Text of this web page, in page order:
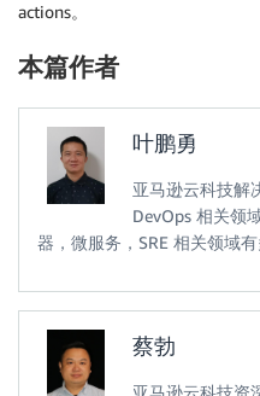
actions。
本篇作者
叶鹏勇
亚马逊云科技解
DevOps 相关领
器，微服务，SRE 相关领域有
蔡勃